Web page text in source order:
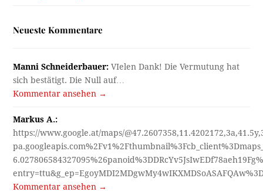
Neueste Kommentare
Manni Schneiderbauer: VIelen Dank! Die Vermutung hat
sich bestätigt. Die Null auf…
Kommentar ansehen →
Markus A.:
https://www.google.at/maps/
Kommentar ansehen →